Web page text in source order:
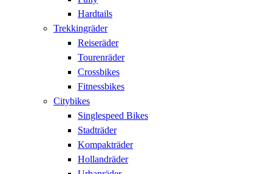
Hardtails
Trekkingräder
Reiseräder
Tourenräder
Crossbikes
Fitnessbikes
Citybikes
Singlespeed Bikes
Stadträder
Kompakträder
Hollandräder